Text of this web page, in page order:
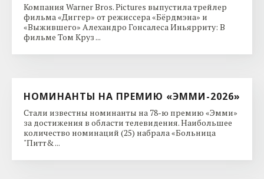
Компания Warner Bros. Pictures выпустила трейлер
фильма «Диггер» от режиссера «Бёрдмэна» и
«Выжившего» Алехандро Гонсалеса Иньярриту: В
фильме Том Круз ...
НОМИНАНТЫ НА ПРЕМИЮ «ЭММИ-2026»
Стали известны номинанты на 78-ю премию «Эмми»
за достижения в области телевидения. Наибольшее
количество номинаций (25) набрала «Больница
"Питт& ...